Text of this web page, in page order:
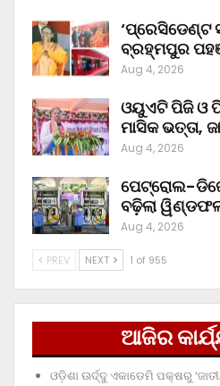
‘ପ୍ରେସିଡେଣ୍ଟ
ବ୍ରହ୍ମପୁର
Aug 4, 2026
ଓୟୁଏଟି ପିଜି ଓ
ମାସିକ ଭତ୍ତା,
Aug 4, 2026
ପେଟ୍ରୋଲ-
ବଢ଼ିଲା
Aug 4, 2026
PREV NEXT 1 of 955
ଆଜିର
ଓଡ଼ିଶା ଊର୍ଦ୍ଦୁ ଏକାଡେମି ପକ୍ଷରୁ